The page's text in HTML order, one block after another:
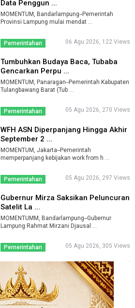
Data Penggun ...
MOMENTUM, Bandarlampung--Pemerintah
Provinsi Lampung mulai mendat ...
Pemerintahan 06 Agu 2026, 122 Views
Tumbuhkan Budaya Baca, Tubaba
Gencarkan Perpu ...
MOMENTUM, Panaragan--Pemerintah Kabupaten
Tulangbawang Barat (Tub ...
Pemerintahan 05 Agu 2026, 270 Views
WFH ASN Diperpanjang Hingga Akhir
September 2 ...
MOMENTUM, Jakarta--Pemerintah
memperpanjang kebijakan work from h ...
Pemerintahan 05 Agu 2026, 297 Views
Gubernur Mirza Saksikan Peluncuran
Satelit La ...
MOMENTUMM, Bandarlampung--Gubernur
Lampung Rahmat Mirzani Djausal ...
Pemerintahan 05 Agu 2026, 305 Views